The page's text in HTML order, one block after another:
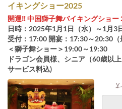
イキングショー2025
開運‼ 中国獅子舞バイキングショー
日時：2025年1月1日（水）～1月3
受付：17:00 開宴：17:30～20:30（
＜獅子舞ショー＞19:00～19:30
ドラゴン会員様、シニア（60歳以
サービス料込)
¥